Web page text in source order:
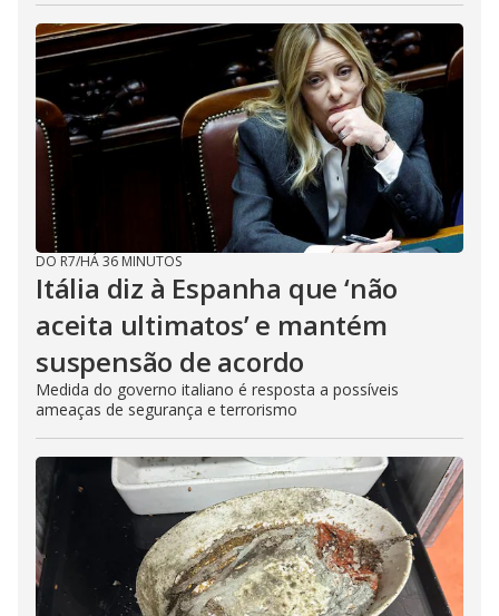
DO R7/HÁ 36 MINUTOS
Itália diz à Espanha que ‘não
aceita ultimatos’ e mantém
suspensão de acordo
Medida do governo italiano é resposta a possíveis
ameaças de segurança e terrorismo